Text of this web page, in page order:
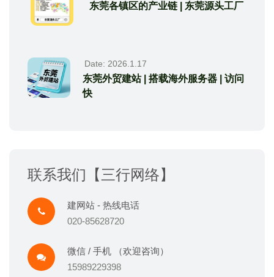
东莞各镇区的产业链 | 东莞源头工厂
Date: 2026.1.17
东莞外贸建站 | 搭载海外服务器 | 访问
快
联系我们【三行网络】
建网站 - 热线电话
020-85628720
微信 / 手机 （欢迎咨询）
15989229398